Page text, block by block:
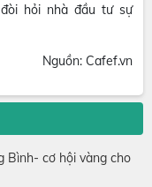
hỏi nhà đầu tư sự
Nguồn: Cafef.vn
Bình- cơ hội vàng cho